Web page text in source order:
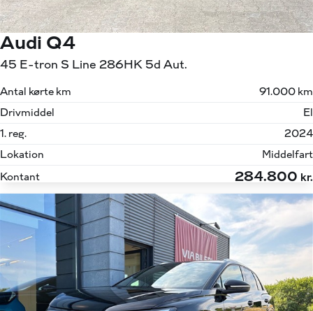
Audi Q4
45 E-tron S Line 286HK 5d Aut.
Antal kørte km
91.000 km
Drivmiddel
El
1. reg.
2024
Lokation
Middelfart
Kontant
284.800 kr.